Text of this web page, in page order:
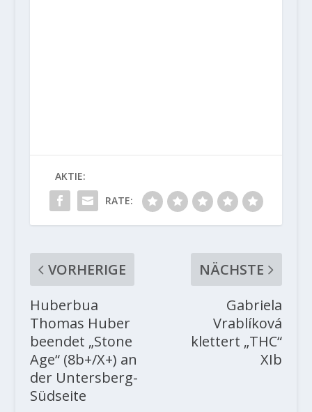
AKTIE:
RATE:
VORHERIGE
Huberbua
Thomas Huber
beendet „Stone
Age“ (8b+/X+) an
der Untersberg-
Südseite
NÄCHSTE
Gabriela
Vrablíková
klettert „THC“
XIb